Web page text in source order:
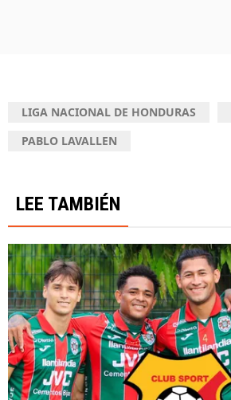
LIGA NACIONAL DE HONDURAS
PABLO LAVALLEN
LEE TAMBIÉN